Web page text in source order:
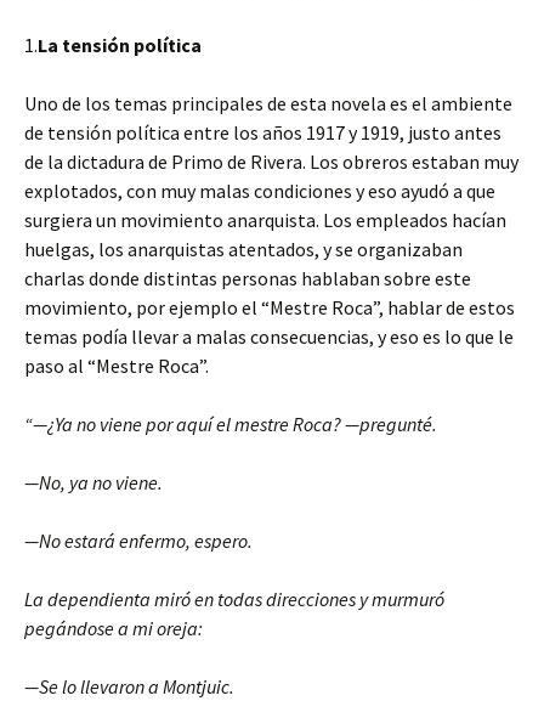
1.La tensión política
Uno de los temas principales de esta novela es el ambiente
de tensión política entre los años 1917 y 1919, justo antes
de la dictadura de Primo de Rivera. Los obreros estaban muy
explotados, con muy malas condiciones y eso ayudó a que
surgiera un movimiento anarquista. Los empleados hacían
huelgas, los anarquistas atentados, y se organizaban
charlas donde distintas personas hablaban sobre este
movimiento, por ejemplo el “Mestre Roca”, hablar de estos
temas podía llevar a malas consecuencias, y eso es lo que le
paso al “Mestre Roca”.
“—¿Ya no viene por aquí el mestre Roca? —pregunté.
—No, ya no viene.
—No estará enfermo, espero.
La dependienta miró en todas direcciones y murmuró
pegándose a mi oreja:
—Se lo llevaron a Montjuic.